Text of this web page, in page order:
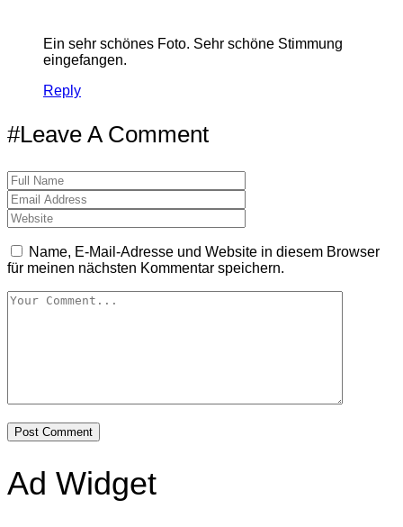
Ein sehr schönes Foto. Sehr schöne Stimmung
eingefangen.
Reply
#Leave A Comment
Name, E-Mail-Adresse und Website in diesem Browser
für meinen nächsten Kommentar speichern.
Ad Widget